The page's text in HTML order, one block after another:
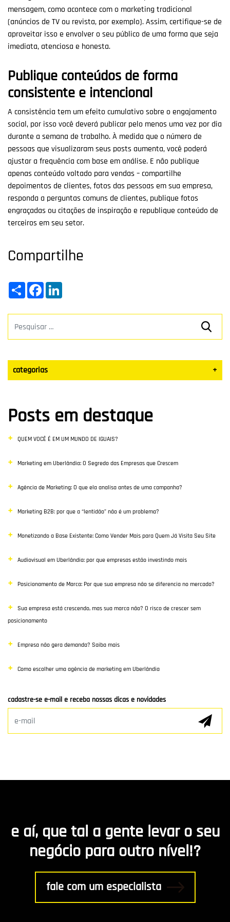
mensagem, como acontece com o marketing tradicional
(anúncios de TV ou revista, por exemplo). Assim, certifique-se de
aproveitar isso e envolver o seu público de uma forma que seja
imediata, atenciosa e honesta.
Publique conteúdos de forma
consistente e intencional
A consistência tem um efeito cumulativo sobre o engajamento
social, por isso você deverá publicar pelo menos uma vez por dia
durante a semana de trabalho. À medida que o número de
pessoas que visualizaram seus posts aumenta, você poderá
ajustar a frequência com base em análise. E não publique
apenas conteúdo voltado para vendas – compartilhe
depoimentos de clientes, fotos das pessoas em sua empresa,
responda a perguntas comuns de clientes, publique fotos
engraçadas ou citações de inspiração e republique conteúdo de
terceiros em seu setor.
Compartilhe
ShareFacebook
categorias +
Blog
Vendas
Destaque
Inbound Marketing
Desenvolvimento Web
Google Ads
E-commerce
Poisiconamento e Branding
SEO
Marketing Digital
Desenvolvimento de app
R8 Indica
Gestão
Posts em destaque
QUEM VOCÊ É EM UM MUNDO DE IGUAIS?
Marketing em Uberlândia: O Segredo das Empresas que Crescem
Agência de Marketing: O que ela analisa antes de uma campanha?
Marketing B2B: por que a “lentidão” não é um problema?
Monetizando a Base Existente: Como Vender Mais para Quem Já Visita Seu Site
Audiovisual em Uberlândia: por que empresas estão investindo mais
Posicionamento de Marca: Por que sua empresa não se diferencia no mercado?
Sua empresa está crescendo, mas sua marca não? O risco de crescer sem
posicionamento
Empresa não gera demanda? Saiba mais
Como escolher uma agência de marketing em Uberlândia
cadastre-se e-mail e receba nossas dicas e novidades
e aí, que tal a gente levar o seu
negócio para outro nível!?
fale com um especialista